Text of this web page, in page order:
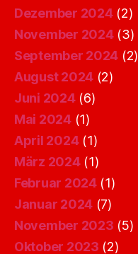
Dezember 2024(2)
November 2024(3)
September 2024 (2)
August 2024 (2)
Juni 2024(6)
Mai 2024(1)
April 2024(1)
März 2024(1)
Februar 2024(1)
Januar 2024 (7)
November 2023 (5)
Oktober 2023 (2)